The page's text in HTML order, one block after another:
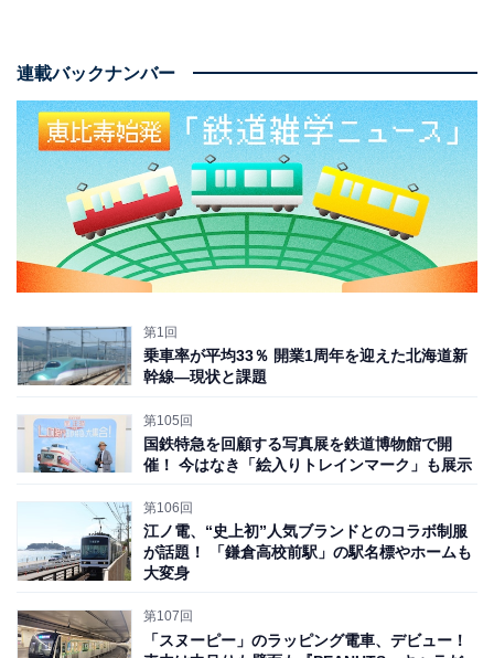
連載バックナンバー
第1回
乗車率が平均33％ 開業1周年を迎えた北海道新
幹線―現状と課題
第105回
国鉄特急を回顧する写真展を鉄道博物館で開
催！ 今はなき「絵入りトレインマーク」も展示
第106回
江ノ電、“史上初”人気ブランドとのコラボ制服
が話題！ 「鎌倉高校前駅」の駅名標やホームも
大変身
第107回
「スヌーピー」のラッピング電車、デビュー！